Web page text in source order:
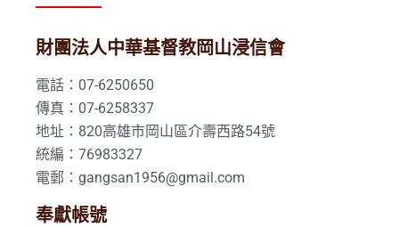
財團法人中華基督教岡山浸信會
電話：07-6250650
傳真：07-6258337
地址：820高雄市岡山區介壽西路54號
統編：76983327
電郵：gangsan1956@gmail.com
奉獻帳號